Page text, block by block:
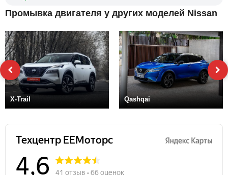
Промывка двигателя у других моделей Nissan
X-Trail Qashqai